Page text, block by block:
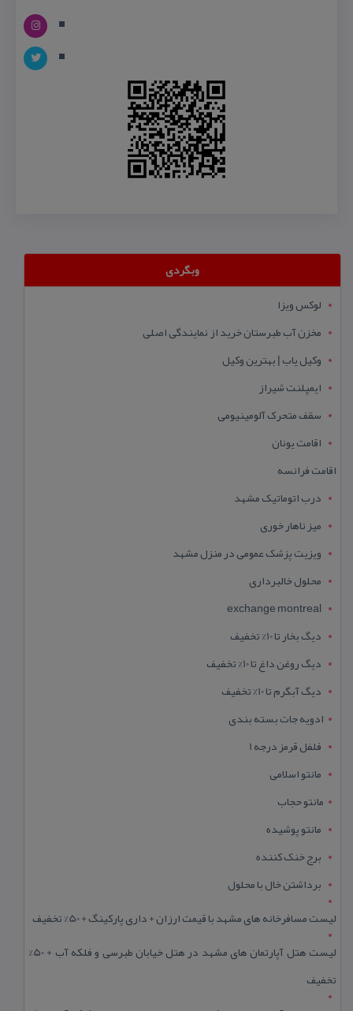
وبگردی
لوکس ویزا
مخزن آب طبرستان خرید از نمایندگی اصلی
وکیل یاب | بهترین وکیل
ایمپلنت شیراز
سقف متحرک آلومینیومی
اقامت یونان
اقامت فرانسه
درب اتوماتیک مشهد
میز ناهار خوری
ویزیت پزشک عمومی در منزل مشهد
محلول خالبرداری
exchange montreal
دیگ بخار تا 10% تخفیف
دیگ روغن داغ تا 10% تخفیف
دیگ آبگرم تا 10% تخفیف
ادویه جات بسته بندی
فلفل قرمز درجه 1
مانتو اسلامی
مانتو حجاب
مانتو پوشیده
برج خنک کننده
برداشتن خال با محلول
لیست مسافرخانه های مشهد با قیمت ارزان + داری پارکینگ + 50% تخفیف
لیست هتل آپارتمان های مشهد در هتل خیابان طبرسی و فلکه آب + 50%
تخفیف